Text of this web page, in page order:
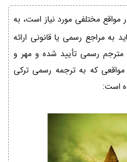
مواقع مختلفی مورد نیاز است، به
به مراجع رسمی یا قانونی ارائه
مترجم رسمی تأیید شده و مهر و
مواقعی که به ترجمه رسمی ترکی
است: